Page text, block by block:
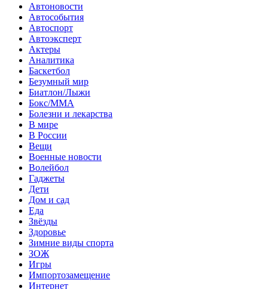
Автоновости
Автособытия
Автоспорт
Автоэксперт
Актеры
Аналитика
Баскетбол
Безумный мир
Биатлон/Лыжи
Бокс/MMA
Болезни и лекарства
В мире
В России
Вещи
Военные новости
Волейбол
Гаджеты
Дети
Дом и сад
Еда
Звёзды
Здоровье
Зимние виды спорта
ЗОЖ
Игры
Импортозамещение
Интернет